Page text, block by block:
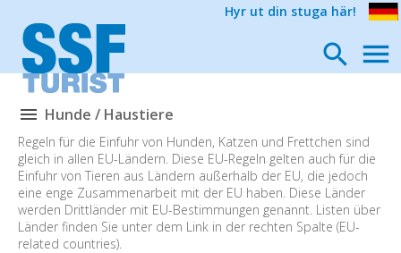
Hyr ut din stuga här!
Hunde / Haustiere
Regeln für die Einfuhr von Hunden, Katzen und Frettchen sind
gleich in allen EU-Ländern. Diese EU-Regeln gelten auch für die
Einfuhr von Tieren aus Ländern außerhalb der EU, die jedoch
eine enge Zusammenarbeit mit der EU haben. Diese Länder
werden Drittländer mit EU-Bestimmungen genannt. Listen über
Länder finden Sie unter dem Link in der rechten Spalte (EU-
related countries).